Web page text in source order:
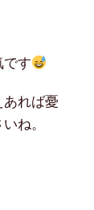
です
れば憂
ね。